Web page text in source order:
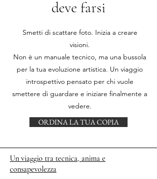
deve farsi
Smetti di scattare foto. Inizia a creare
visioni.
Non è un manuale tecnico, ma una bussola
per la tua evoluzione artistica. Un viaggio
introspettivo pensato per chi vuole
smettere di guardare e iniziare finalmente a
vedere.
ORDINA LA TUA COPIA
Un viaggio tra tecnica, anima e
consapevolezza